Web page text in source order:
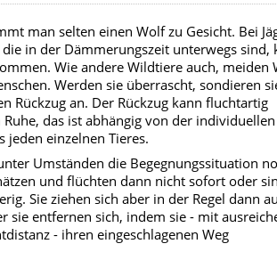
man selten einen Wolf zu Gesicht. Bei
in der Dämmerungszeit unterwegs sind,
Wie andere Wildtiere auch, meiden
Werden sie überrascht, sondieren
Rückzug an. Der Rückzug kann fluchtartig
Ruhe, das ist abhängig von der individuellen
jeden einzelnen Tieres.
Umständen die Begegnungssituation
und flüchten dann nicht sofort oder
Sie ziehen sich aber in der Regel dann
sie entfernen sich, indem sie - mit
- ihren eingeschlagenen Weg